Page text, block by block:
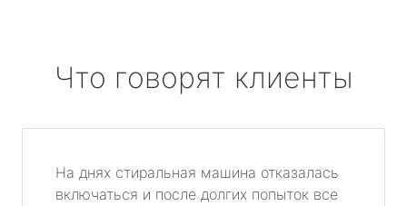
Что говорят клиенты
На днях стиральная машина отказалась
включаться и после долгих попыток все